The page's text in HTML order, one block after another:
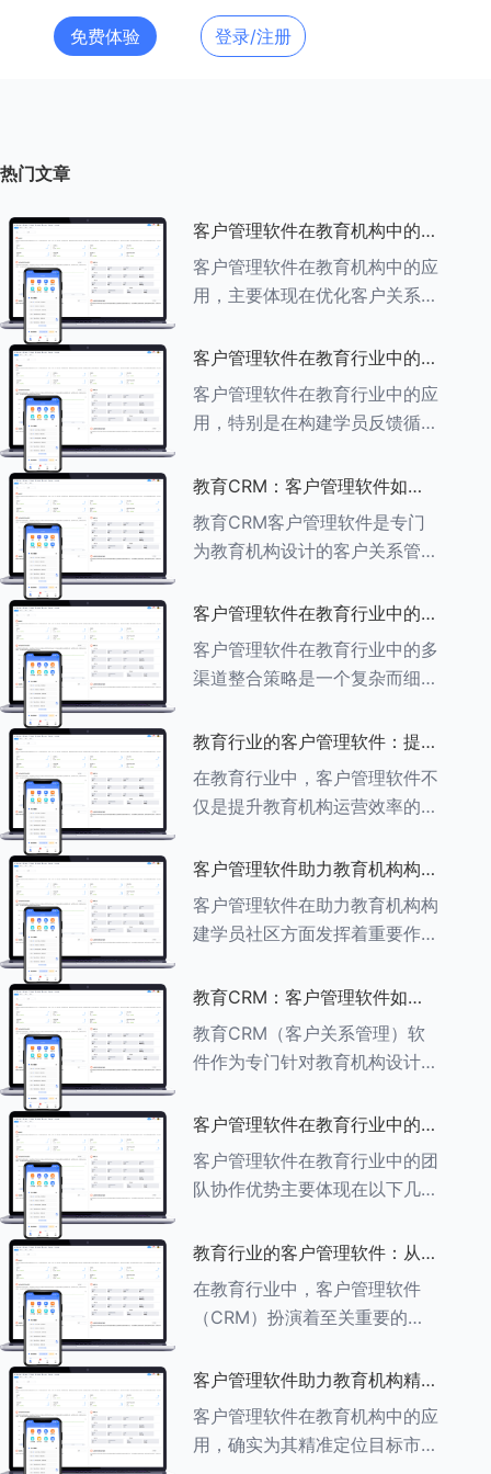
免费体验 登录/注册
热门文章
客户管理软件在教育机构中的应
用探索
客户管理软件在教育机构中的应
用，主要体现在优化客户关系管
作效率及促进业务增长等多个方
面。以下是对客户管理软件在教
育机构中应用的具体探索：
###一、
客户管理软件在教育行业中的学
员反馈循环机制
客户管理软件在教育行业中的应
用，特别是在构建学员反馈循环
用。以下是对客户管理软件在教
育行业中学员反馈循环机制的详
细分析： ###一、学员反馈循
环机制
教育CRM：客户管理软件如何
助力教育机构实现可持续发展
教育CRM客户管理软件是专门
为教育机构设计的客户关系管理
家长、教师及其他相关方的互
动，对教育机构实现可持续发展
具有重要意义。以下是教育
CRM如何助力教育
客户管理软件在教育行业中的多
渠道整合策略
客户管理软件在教育行业中的多
渠道整合策略是一个复杂而细致
多种渠道，提升教育机构的市场
竞争力、客户满意度和运营效
率。以下是对这一策略的具体分
析： ###
教育行业的客户管理软件：提升
家长参与度的关键
在教育行业中，客户管理软件不
仅是提升教育机构运营效率的重
促进家校合作的关键。以下将详
细探讨如何通过教育行业的客户
管理软件来提升家长的参与度。
###
客户管理软件助力教育机构构建
学员社区
客户管理软件在助力教育机构构
建学员社区方面发挥着重要作
述其助力作用： ###一、学员
信息管理 客户管理软件具备强
大的学员信息管理功能，能够集
中存储
教育CRM：客户管理软件如何
增强教育品牌影响力
教育CRM（客户关系管理）软
件作为专门针对教育机构设计的
影响力方面发挥着重要作用。以
下详细分析教育CRM软件如何
助力提升教育品牌影响力：
###一、
客户管理软件在教育行业中的团
队协作优势
客户管理软件在教育行业中的团
队协作优势主要体现在以下几个
与共享 客户管理软件作为强大
的信息存储库，能够整合并记录
学生的基本信息（如姓名、年
龄、联
教育行业的客户管理软件：从招
生到毕业的全方位管理
在教育行业中，客户管理软件
（CRM）扮演着至关重要的角
全方位管理，提升教育机构的管
理效率和学员满意度。以下是一
些适合教育行业的CRM软件及
其功能特点：
客户管理软件助力教育机构精准
定位目标市场
客户管理软件在教育机构中的应
用，确实为其精准定位目标市场